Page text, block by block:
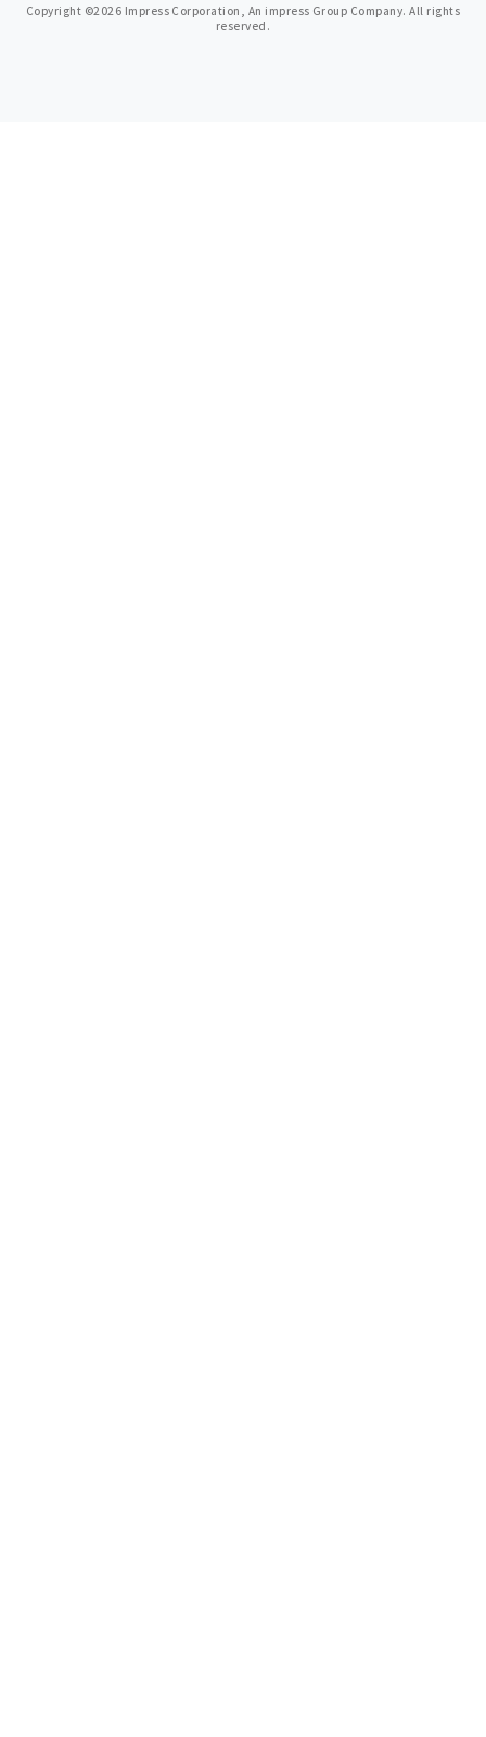
Copyright ©2026 Impress Corporation, An impress Group Company. All rights
reserved.